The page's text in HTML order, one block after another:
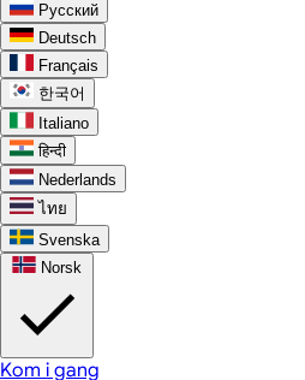
Русский
Deutsch
Français
한국어
Italiano
हिन्दी
Nederlands
ไทย
Svenska
Norsk
Kom i gang